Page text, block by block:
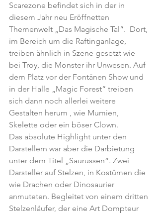
Scarezone befindet sich in der in
diesem Jahr neu Eröffnetten
Themenwelt „Das Magische Tal“.  Dort,
im Bereich um die Raftinganlage,
treiben ähnlich in Szene gesetzt wie
bei Troy, die Monster ihr Unwesen. Auf
dem Platz vor der Fontänen Show und
in der Halle „Magic Forest“ treiben
sich dann noch allerlei weitere
Gestalten herum , wie Mumien,
Skelette oder ein böser Clown.
Das absolute Highlight unter den
Darstellern war aber die Darbietung
unter dem Titel „Saurussen“. Zwei
Darsteller auf Stelzen, in Kostümen die
wie Drachen oder Dinosaurier
anmuteten. Begleitet von einem dritten
Stelzenläufer, der eine Art Dompteur